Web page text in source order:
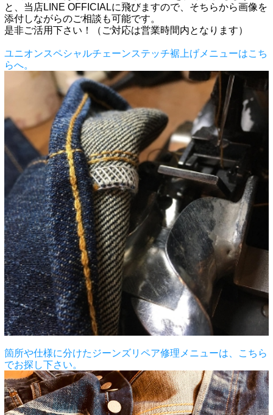
と、当店LINE OFFICIALに飛びますので、そちらから画像を
添付しながらのご相談も可能です。
是非ご活用下さい！（ご対応は営業時間内となります）
ユニオンスペシャルチェーンステッチ裾上げメニューはこち
らへ。
箇所や仕様に分けたジーンズリペア修理メニューは、こちら
でお探し下さい。